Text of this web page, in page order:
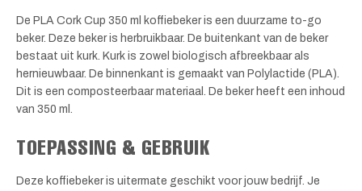
De PLA Cork Cup 350 ml koffiebeker is een duurzame to-go
beker. Deze beker is herbruikbaar. De buitenkant van de beker
bestaat uit kurk. Kurk is zowel biologisch afbreekbaar als
hernieuwbaar. De binnenkant is gemaakt van Polylactide (PLA).
Dit is een composteerbaar materiaal. De beker heeft een inhoud
van 350 ml.
TOEPASSING & GEBRUIK
Deze koffiebeker is uitermate geschikt voor jouw bedrijf. Je